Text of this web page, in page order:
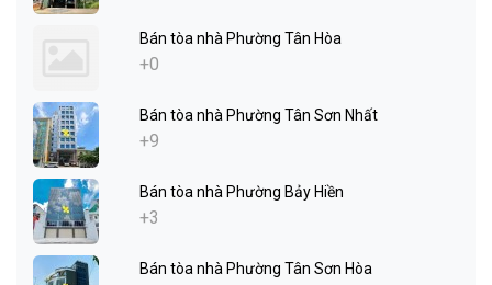
Bán tòa nhà Phường Tân Hòa
+0
Bán tòa nhà Phường Tân Sơn Nhất
+9
Bán tòa nhà Phường Bảy Hiền
+3
Bán tòa nhà Phường Tân Sơn Hòa